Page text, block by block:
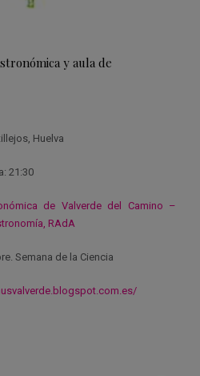
y aula de
Huelva
21:30
de Valverde del Camino –
RAdA
Semana de la Ciencia